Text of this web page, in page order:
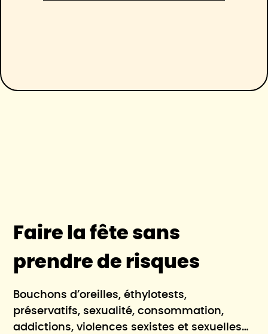
Faire la fête sans
prendre de risques
Bouchons d’oreilles, éthylotests,
préservatifs, sexualité, consommation,
addictions, violences sexistes et sexuelles…